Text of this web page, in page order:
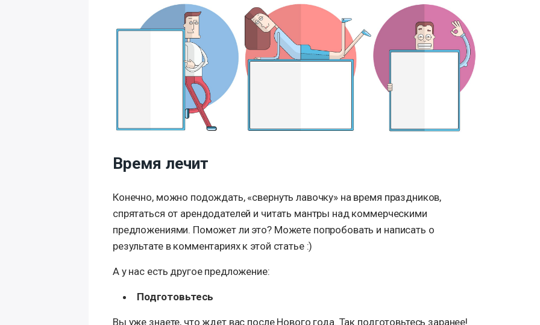
Время лечит
Конечно, можно подождать, «свернуть лавочку» на время праздников,
спрятаться от арендодателей и читать мантры над коммерческими
предложениями. Поможет ли это? Можете попробовать и написать о
результате в комментариях к этой статье :)
А у нас есть другое предложение:
Подготовьтесь
Вы уже знаете, что ждет вас после Нового года. Так подготовьтесь заранее!